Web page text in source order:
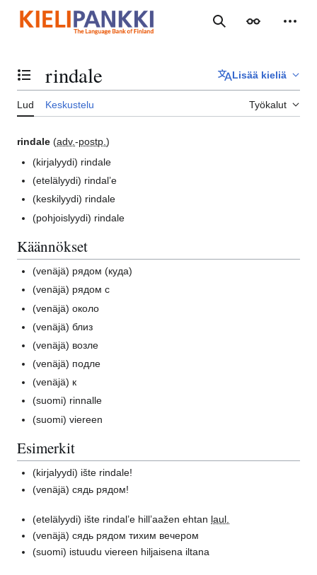
sisältöön
Haku Ulkoasu
Vaihda sisällysluettelo
rindale Lisää kieliä
Lud Keskustelu Työkalut
rindale (adv.-postp. )
(kirjalyydi) rindale
(etelälyydi) rindal’e
(keskilyydi) rindale
(pohjoislyydi) rindale
Käännökset
(venäjä) рядом (куда)
(venäjä) рядом с
(venäjä)около
(venäjä)близ
(venäjä) возле
(venäjä) подле
(venäjä) к
(suomi) rinnalle
(suomi)viereen
Esimerkit
(kirjalyydi) ište rindale!
(venäjä)сядь рядом!
(etelälyydi) ište rindal’e hill’aažen ehtan laul.
(venäjä)сядь рядом тихим вечером
(suomi) istuudu viereen hiljaisena iltana